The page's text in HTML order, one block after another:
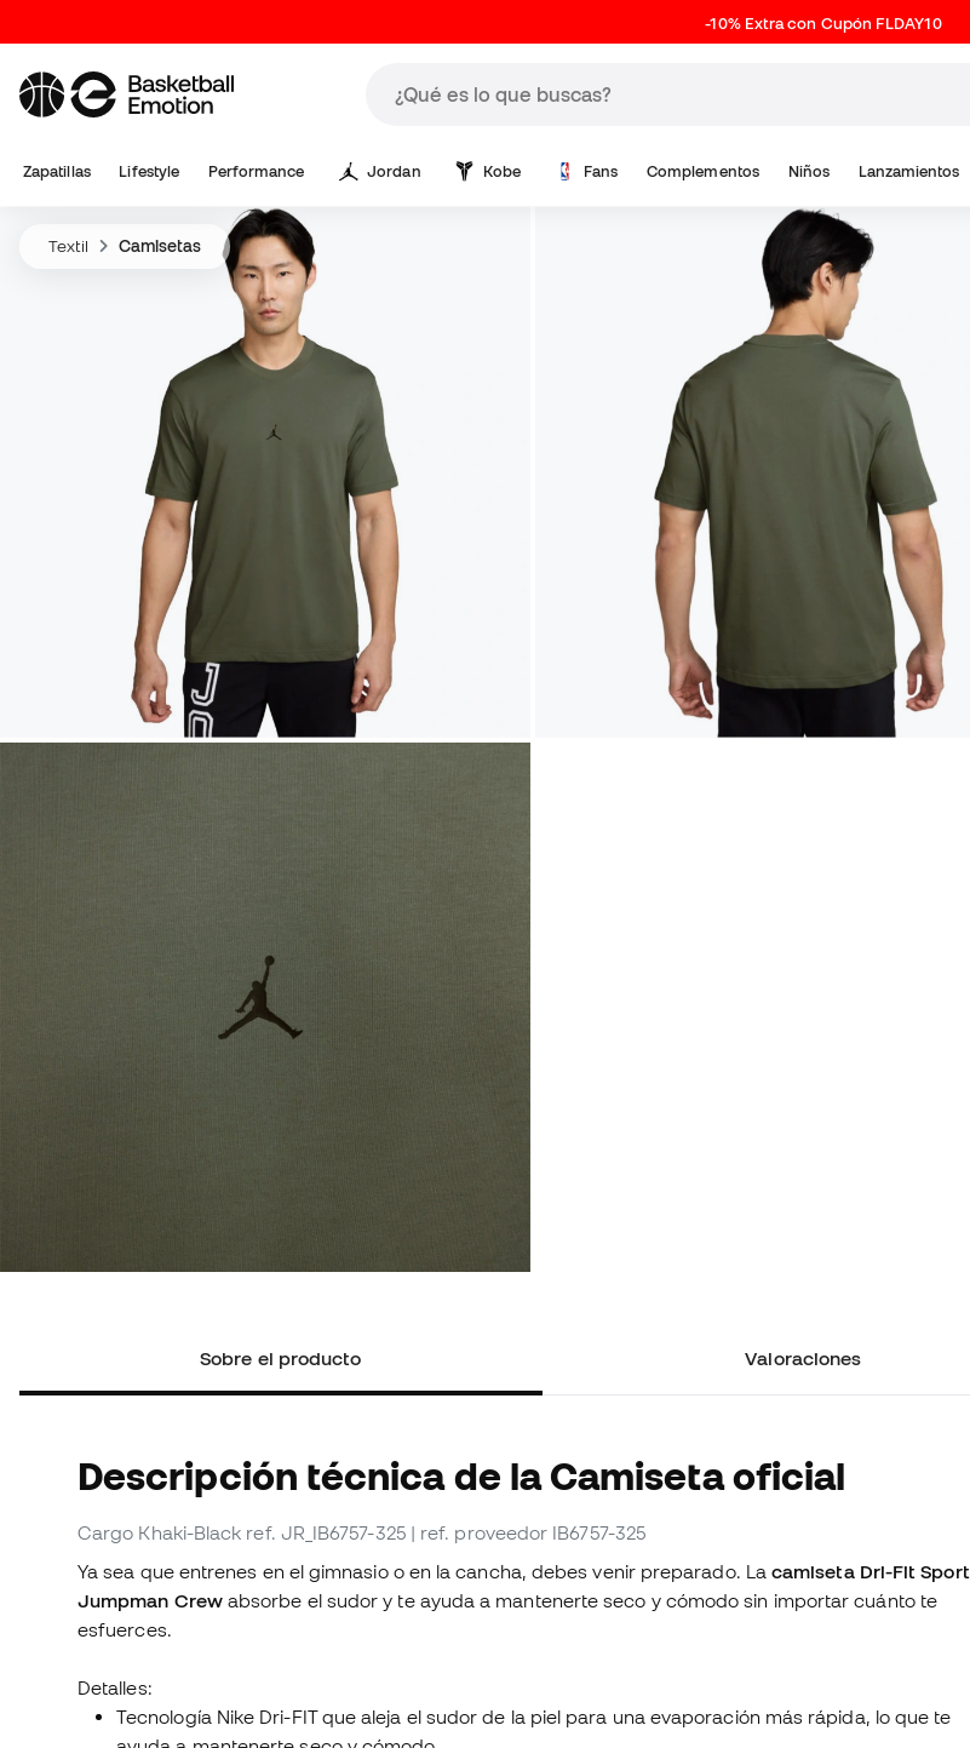
-10% Extra con Cupón FLDAY10
Zapatillas Lifestyle Performance Jordan Kobe Fans Complementos Niños Lanzamientos
Textil Camisetas
Sobre el producto Valoraciones
Descripción técnica de la Camiseta oficial
Cargo Khaki-Black ref. JR_IB6757-325 | ref. proveedor IB6757-325
Ya sea que entrenes en el gimnasio o en la cancha, debes venir preparado. La camiseta Dri-Fit Sport
Jumpman Crewabsorbe el sudor y te ayuda a mantenerte seco y cómodo sin importar cuánto te
esfuerces.
Detalles:
Tecnología Nike Dri-FIT que aleja el sudor de la piel para una evaporación más rápida, lo que te